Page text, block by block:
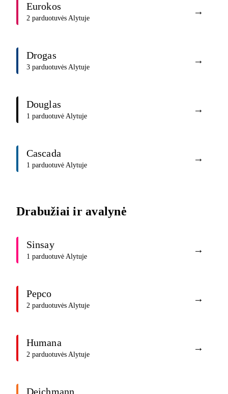
Eurokos
2 parduotuvės Alytuje
→
Drogas
3 parduotuvės Alytuje
→
Douglas
1 parduotuvė Alytuje
→
Cascada
1 parduotuvė Alytuje
→
Drabužiai ir avalynė
Sinsay
1 parduotuvė Alytuje
→
Pepco
2 parduotuvės Alytuje
→
Humana
2 parduotuvės Alytuje
→
Deichmann